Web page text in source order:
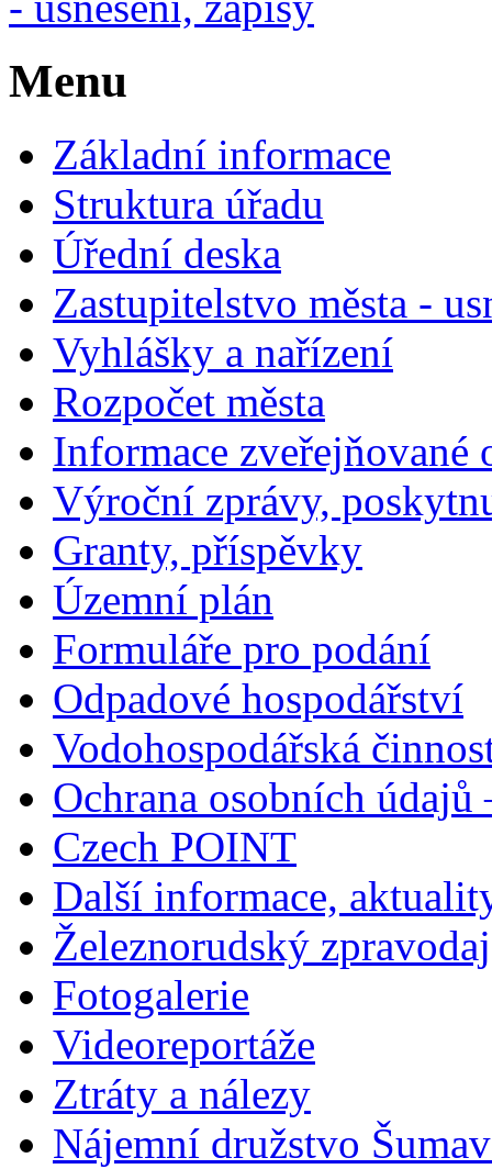
Menu
Základní informace
Struktura úřadu
Úřední deska
Zastupitelstvo města -
Vyhlášky a nařízení
Rozpočet města
Informace zveřejňované
Výroční zprávy,
Granty, příspěvky
Územní plán
Formuláře pro podání
Odpadové hospodářství
Vodohospodářská
Ochrana osobních údajů
Czech POINT
Další informace,
Železnorudský zpravodaj
Fotogalerie
Videoreportáže
Ztráty a nálezy
Nájemní družstvo